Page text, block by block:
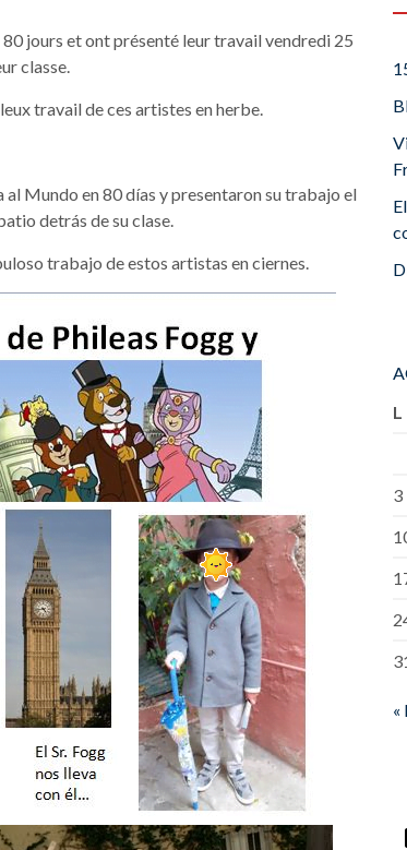
80 jours et ont présenté leur travail vendredi 25
classe.
travail de ces artistes en herbe.
al Mundo en 80 días y presentaron su trabajo el
detrás de su clase.
trabajo de estos artistas en ciernes.
L
3
«